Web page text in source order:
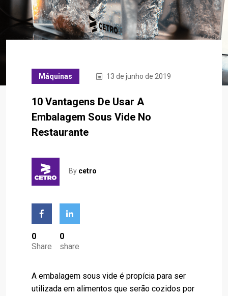
Máquinas 13 de junho de 2019
10 Vantagens De Usar A
Embalagem Sous Vide No
Restaurante
By cetro
0
Share
0
share
A embalagem sous vide é propícia para ser
utilizada em alimentos que serão cozidos por